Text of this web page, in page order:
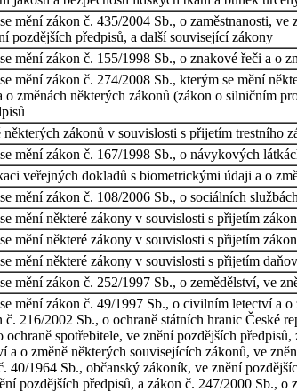
mění zákon č. 435/2004 Sb., o zaměstnanosti,
pozdějších předpisů, a další související zákony
mění zákon č. 155/1998 Sb., o znakové řeči a o
mění zákon č. 274/2008 Sb., kterým se mění
o změnách některých zákonů (zákon o silničním
některých zákonů v souvislosti s přijetím trestního
mění zákon č. 167/1998 Sb., o návykových
veřejných dokladů s biometrickými údaji a o
mění zákon č. 108/2006 Sb., o sociálních
mění některé zákony v souvislosti s přijetím
mění některé zákony v souvislosti s přijetím
mění některé zákony v souvislosti s přijetím
mění zákon č. 252/1997 Sb., o zemědělství, ve
mění zákon č. 49/1997 Sb., o civilním letectví a
č. 216/2002 Sb., o ochraně státních hranic České
ochraně spotřebitele, ve znění pozdějších
a o změně některých souvisejících zákonů, ve
40/1964 Sb., občanský zákoník, ve znění
pozdějších předpisů, a zákon č. 247/2000 Sb.,